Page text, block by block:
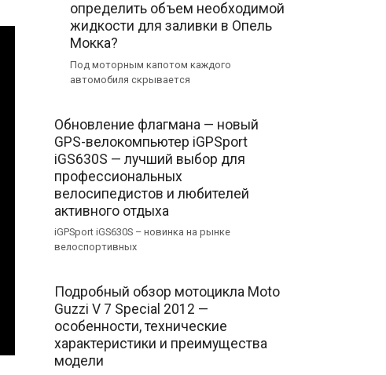
определить объем необходимой
жидкости для заливки в Опель
Мокка?
Под моторным капотом каждого
автомобиля скрывается
Обновление флагмана — новый
GPS-велокомпьютер iGPSport
iGS630S — лучший выбор для
профессиональных
велосипедистов и любителей
активного отдыха
iGPSport iGS630S – новинка на рынке
велоспортивных
Подробный обзор мотоцикла Moto
Guzzi V 7 Special 2012 —
особенности, технические
характеристики и преимущества
модели